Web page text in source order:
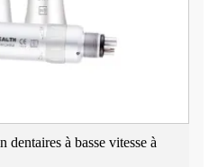
dentaires à basse vitesse à